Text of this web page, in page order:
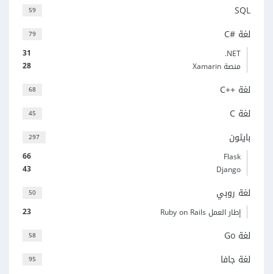
59 SQL
79 لغة C#‎
31
‎.NET
28
منصة Xamarin
68 لغة C++‎
45 لغة C
297 بايثون
66
Flask
43
Django
50 لغة روبي
23 إطار العمل Ruby on Rails
58 لغة Go
95 لغة جافا